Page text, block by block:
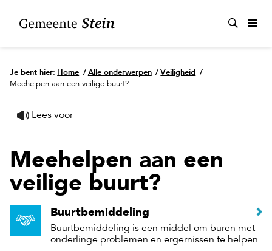
Je bent hier: Home / Alle onderwerpen / Veiligheid /
Meehelpen aan een veilige buurt?
Lees voor
Meehelpen aan een
veilige buurt?
Buurtbemiddeling
Buurtbemiddeling is een middel om buren met
onderlinge problemen en ergernissen te helpen.